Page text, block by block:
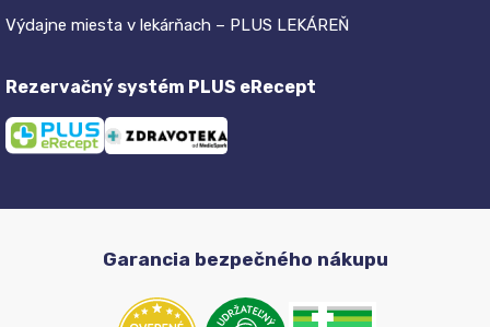
Výdajne miesta v lekárňach – PLUS LEKÁREŇ
Rezervačný systém PLUS eRecept
Garancia bezpečného nákupu